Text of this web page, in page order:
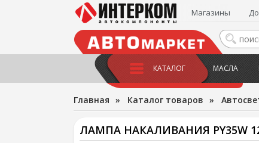
Магазины
КАТАЛОГ МАСЛА
Главная » Каталог товаров »
ЛАМПА НАКАЛИВАНИЯ PY35W